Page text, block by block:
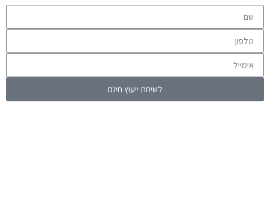
לשיחת ייעוץ חינם